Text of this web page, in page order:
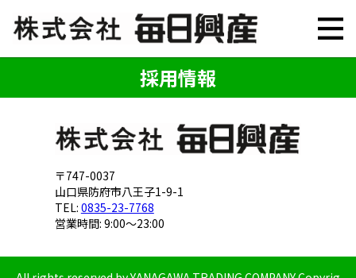
採用情報
〒747-0037
山口県防府市八王子1-9-1
TEL: 0835-23-7768
営業時間: 9:00～23:00